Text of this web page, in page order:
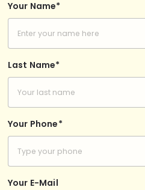
Your Name*
Last Name*
Your Phone*
Your E-Mail